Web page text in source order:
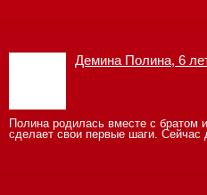
Демина Полина, 6
Полина родилась вместе с братом
сделает свои первые шаги. Сейчас